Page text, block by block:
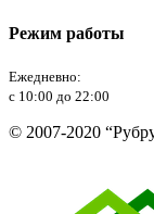
Режим работы
Ежедневно:
с 10:00 до 22:00
© 2007-2020